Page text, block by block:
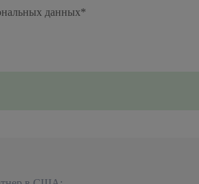
данных*